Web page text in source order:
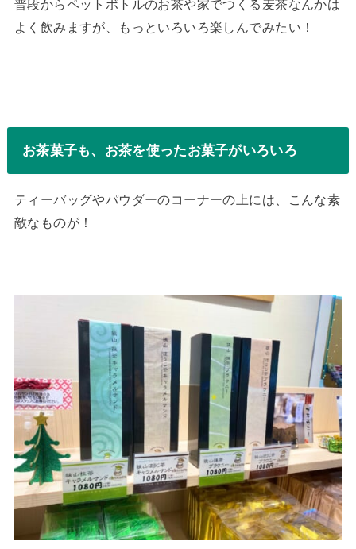
普段からペットボトルのお茶や家でつくる麦茶なんかは
よく飲みますが、もっといろいろ楽しんでみたい！
お茶菓子も、お茶を使ったお菓子がいろいろ
ティーバッグやパウダーのコーナーの上には、こんな素
敵なものが！